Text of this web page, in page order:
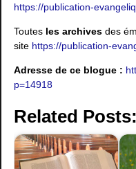
https://publication-
Toutes les archives des
site https://publication-
Adresse de ce blogue :
p=14918
Related Posts: